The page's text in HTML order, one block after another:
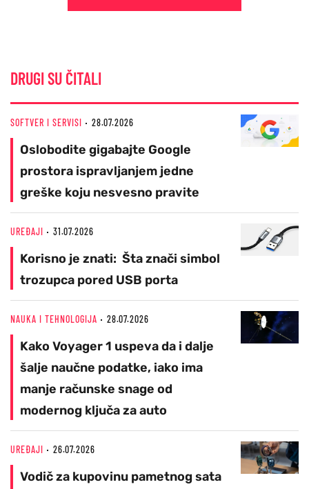
DRUGI SU ČITALI
SOFTVER I SERVISI 28.07.2026
Oslobodite gigabajte Google
prostora ispravljanjem jedne
greške koju nesvesno pravite
UREĐAJI 31.07.2026
Korisno je znati: Šta znači simbol
trozupca pored USB porta
NAUKA I TEHNOLOGIJA 28.07.2026
Kako Voyager 1 uspeva da i dalje
šalje naučne podatke, iako ima
manje računske snage od
modernog ključa za auto
UREĐAJI 26.07.2026
Vodič za kupovinu pametnog sata